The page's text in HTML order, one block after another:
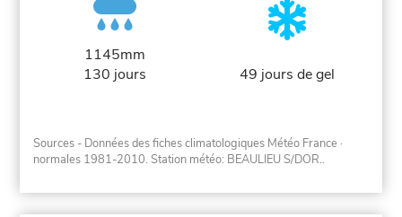
1145mm
130 jours
49 jours de gel
Sources - Données des fiches climatologiques Météo France ·
normales 1981-2010. Station météo: BEAULIEU S/DOR..